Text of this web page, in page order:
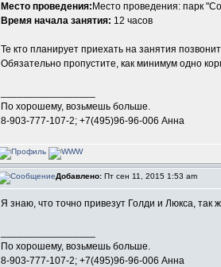
Место проведения: Место проведения: парк
Время начала занятия: 12 часов
Те кто планирует приехать на занятия
Обязательно пропустите, как минимум одно
По хорошему, возьмешь больше.
8-903-777-107-2; +7(495)96-96-006 Анна
Добавлено: Пт сен 11, 2015 1:53 am
Я знаю, что точно привезут Голди и Люкса, так
По хорошему, возьмешь больше.
8-903-777-107-2; +7(495)96-96-006 Анна